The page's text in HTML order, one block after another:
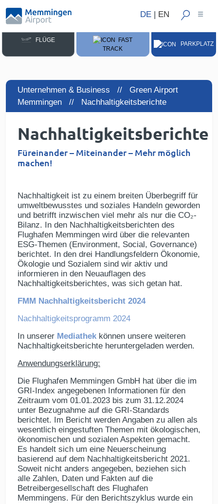
DE | EN
FLÜGE
FAST
TRACK
PARKPLATZ
Unternehmen & Business // Green Airport
Memmingen //
Nachhaltigkeitsberichte
Nachhaltigkeitsberichte
Füreinander – Miteinander – Mehr möglich
machen!
Nachhaltigkeit ist zu einem breiten Überbegriff für
umweltbewusstes und soziales Handeln geworden
und betrifft inzwischen viel mehr als nur die CO₂-
Bilanz. In den Nachhaltigkeitsberichten des
Flughafen Memmingen wird über die relevanten
ESG-Themen (Environment, Social, Governance)
berichtet. In den drei Handlungsfeldern Ökonomie,
Ökologie und Sozialem sind wir aktiv und
informieren in den Neuauflagen des
Nachhaltigkeitsberichtes, was sich getan hat.
FMM Nachhaltigkeitsbericht 2024
Nachhaltigkeitsprogramm 2024
In unserer Mediathek können unsere weiteren
Nachhaltigkeitsberichte heruntergeladen werden.
Anwendungserklärung:
Die Flughafen Memmingen GmbH hat über die im
GRI-Index angegebenen Informationen für den
Zeitraum vom 01.01.2023 bis zum 31.12.2024
unter Bezugnahme auf die GRI-Standards
berichtet. Im Bericht werden Angaben zu allen als
wesentlich eingestuften Themen mit ökologischen,
ökonomischen und sozialen Aspekten gemacht.
Es handelt sich um eine Neuerscheinung
basierend auf dem Nachhaltigkeitsbericht 2021.
Soweit nicht anders angegeben, beziehen sich
alle Zahlen, Daten und Fakten auf die
Betreibergesellschaft des Flughafen
Memmingens. Für den Berichtszyklus wurde ein